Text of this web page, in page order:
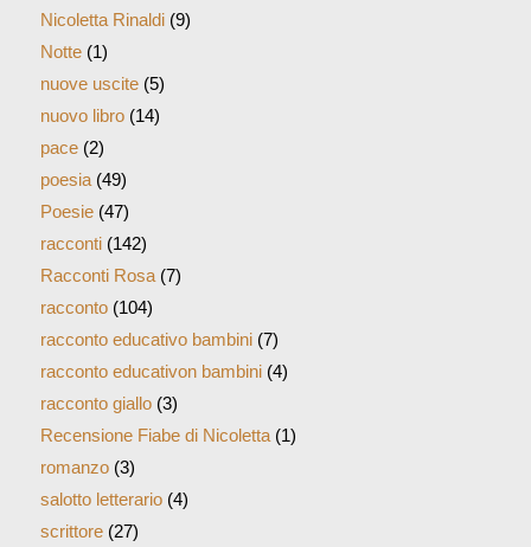
Nicoletta Rinaldi(9)
Notte(1)
nuove uscite(5)
nuovo libro(14)
pace(2)
poesia(49)
Poesie(47)
racconti(142)
Racconti Rosa(7)
racconto(104)
racconto educativo bambini(7)
racconto educativon bambini(4)
racconto giallo(3)
Recensione Fiabe di Nicoletta(1)
romanzo(3)
salotto letterario(4)
scrittore(27)